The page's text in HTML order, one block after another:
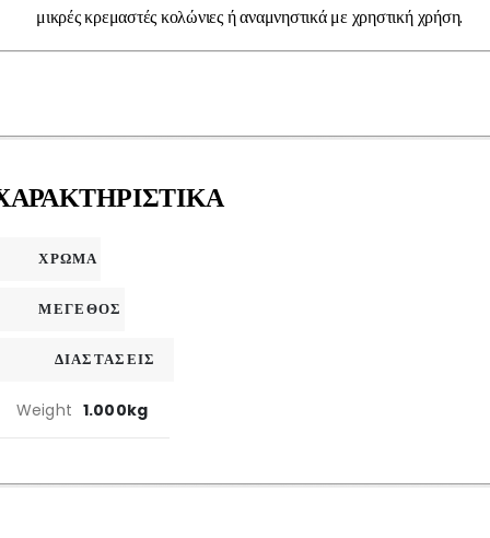
μικρές κρεμαστές κολώνιες ή αναμνηστικά με χρηστική χρήση.
ΧΡΩΜΑ
ΜΕΓΕΘΟΣ
ΔΙΑΣΤΑΣΕΙΣ
Weight 1.000kg